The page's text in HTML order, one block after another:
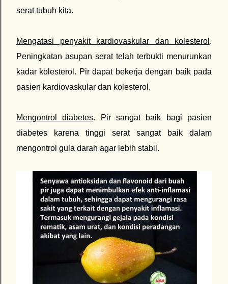
serat tubuh kita.
Mengatasi penyakit kardiovaskular dan kolesterol .
Peningkatan asupan serat telah terbukti menurunkan
kadar kolesterol. Pir dapat bekerja dengan baik pada
pasien kardiovaskular dan kolesterol.
Mengontrol diabetes. Pir sangat baik bagi pasien
diabetes karena tinggi serat sangat baik dalam
mengontrol gula darah agar lebih stabil.